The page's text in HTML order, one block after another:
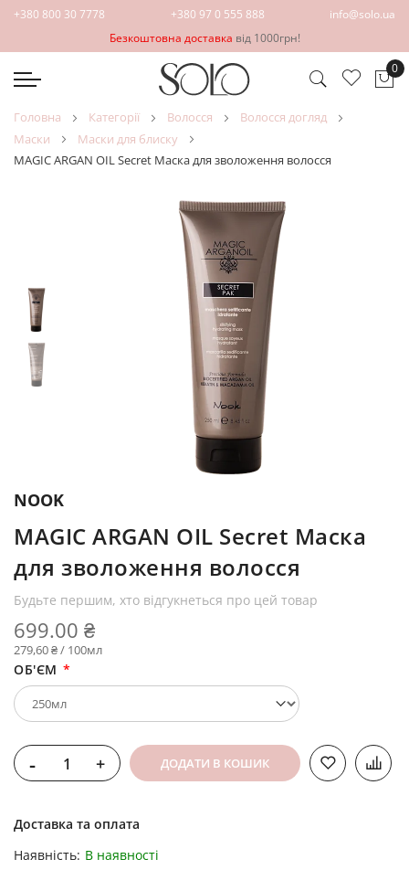
+380 800 30 7778 +380 97 0 555 888
info@solo.ua
Безкоштовна доставка від 1000грн!
0
головна категорії волосся
волосся догляд
маски
маски для блиску
MAGIC ARGAN OIL Secret Маска для зволоження волосся
NOOK
MAGIC ARGAN OIL Secret Маска
для зволоження волосся
Будьте першим, хто відгукнеться про цей товар
699.00 ₴
279,60 ₴ / 100мл
ОБ'ЄМ
- + ДОДАТИ В КОШИК
Доставка та оплата
Наявність: В наявності